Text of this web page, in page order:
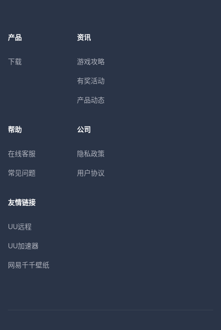
产品
下载
资讯
游戏攻略
有奖活动
产品动态
帮助
在线客服
常见问题
公司
隐私政策
用户协议
友情链接
UU远程
UU加速器
网易千千壁纸